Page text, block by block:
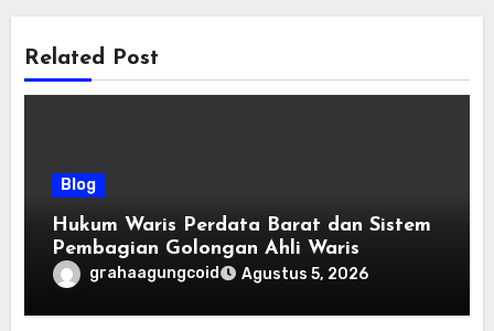
Related Post
Blog
Hukum Waris Perdata Barat dan Sistem
Pembagian Golongan Ahli Waris
grahaagungcoid Agustus 5, 2026